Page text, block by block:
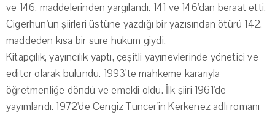
ve 146. maddelerinden yargılandı. 141 ve 146'dan beraat etti.
Cigerhun'un şiirleri üstüne yazdığı bir yazısından ötürü 142.
maddeden kısa bir süre hüküm giydi.
Kitapçılık, yayıncılık yaptı, çeşitli yayınevlerinde yönetici ve
editör olarak bulundu. 1993'te mahkeme kararıyla
öğretmenliğe döndü ve emekli oldu. İlk şiiri 1961'de
yayımlandı. 1972'de Cengiz Tuncer'in Kerkenez adlı romanı